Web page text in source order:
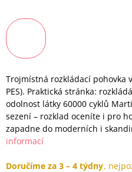
Trojmístná rozkládací pohovka
PES). Praktická stránka:
odolnost látky 60000 cyklů
sezení – rozklad oceníte i pro
zapadne do moderních i
informací
Doručíme za 3 – 4 týdny